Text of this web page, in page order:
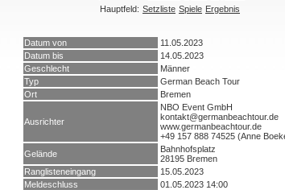
Hauptfeld: Setzliste Spiele Ergebnis
Datum von
11.05.2023
Datum bis
14.05.2023
Geschlecht
Männer
Typ
German Beach Tour
Ort
Bremen
Ausrichter
NBO Event GmbH
kontakt@germanbeachtour.de
www.germanbeachtour.de
+49 157 888 74525 (Anne
Gelände
Bahnhofsplatz
28195 Bremen
Ranglisteneingang
15.05.2023
Meldeschluss
01.05.2023 14:00